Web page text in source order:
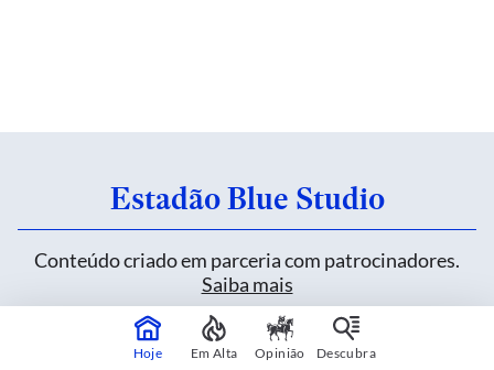
Estadão Blue Studio
Conteúdo criado em parceria com patrocinadores.
Saiba mais
Heineken inova sem alterar uma fórmula de
Hoje Em Alta Opinião Descubra